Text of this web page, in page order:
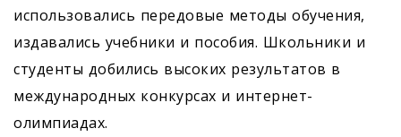
использовались передовые методы обучения,
издавались учебники и пособия. Школьники и
студенты добились высоких результатов в
международных конкурсах и интернет-
олимпиадах.